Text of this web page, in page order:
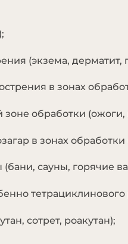
(экзема, дерматит,
в зонах
обработки (ожоги,
в зонах
сауны, горячие
тетрациклинового
сотрет, роакутан);